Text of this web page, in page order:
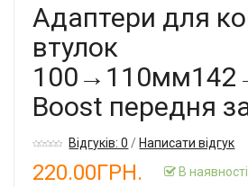
Адаптери для
втулок
Boost передня
Відгуків: 0 /Написати відгук
220.00ГРН. В наявності